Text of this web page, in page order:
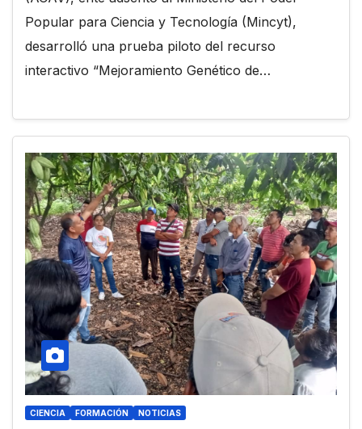
Popular para Ciencia y Tecnología (Mincyt),
desarrolló una prueba piloto del recurso
interactivo “Mejoramiento Genético de…
CIENCIA FORMACIÓN NOTICIAS